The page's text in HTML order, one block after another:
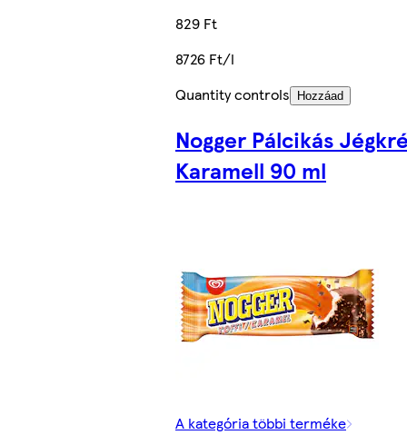
829 Ft
8726 Ft/l
Quantity controls
Hozzáad
Nogger Pálcikás
Karamell 90 ml
A kategória többi terméke